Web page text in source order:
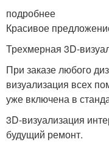
подробнее
Красивое
Трехмерная 3D-
При заказе любого
визуализация всех
уже включена в
3D-визуализация
будущий ремонт.